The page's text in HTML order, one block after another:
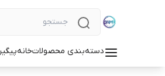
دسته‌بندی محصولاتخانه